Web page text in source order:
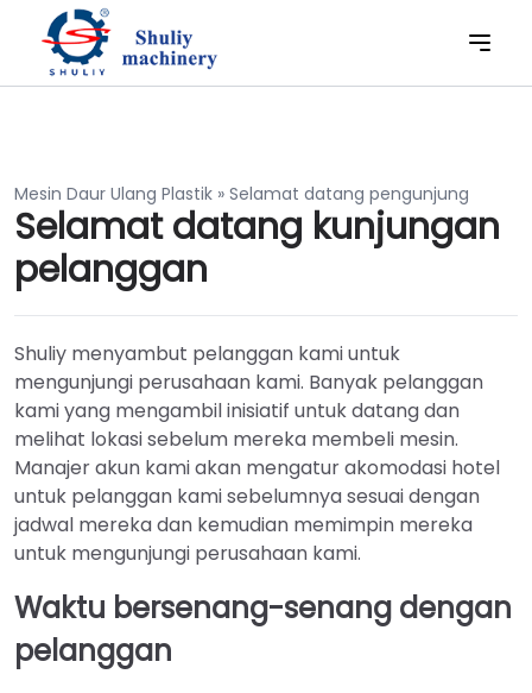
Mesin Daur Ulang Plastik » Selamat datang pengunjung
Selamat datang kunjungan
pelanggan
Shuliy menyambut pelanggan kami untuk
mengunjungi perusahaan kami. Banyak pelanggan
kami yang mengambil inisiatif untuk datang dan
melihat lokasi sebelum mereka membeli mesin.
Manajer akun kami akan mengatur akomodasi hotel
untuk pelanggan kami sebelumnya sesuai dengan
jadwal mereka dan kemudian memimpin mereka
untuk mengunjungi perusahaan kami.
Waktu bersenang-senang dengan
pelanggan